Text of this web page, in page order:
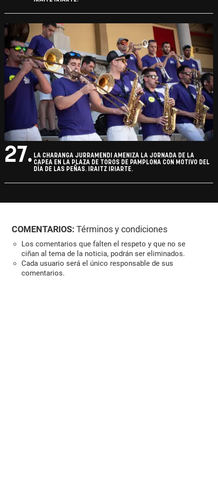
27. LA CHARANGA JURRAMENDI AMENIZA LA JORNADA DE LA
CAPEA EN LA PLAZA DE TOROS DE PAMPLONA CON MOTIVO DEL
DÍA DE LAS PEÑAS. IRAITZ IRIARTE.
COMENTARIOS: Términos y condiciones
Los comentarios que falten el respeto y que no se
ciñan al tema de la noticia, podrán ser eliminados.
Cada usuario será el único responsable de sus
comentarios.